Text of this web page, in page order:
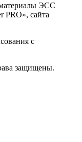
материалы ЭСС
PRO», сайта
с
защищены.